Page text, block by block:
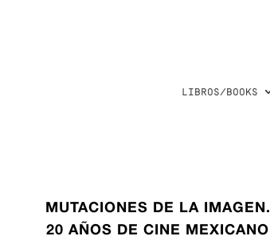
LIBROS/BOOKS
MUTACIONES DE LA IMAGEN.
20 AÑOS DE CINE MEXICANO